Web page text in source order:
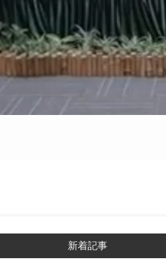
新着記事